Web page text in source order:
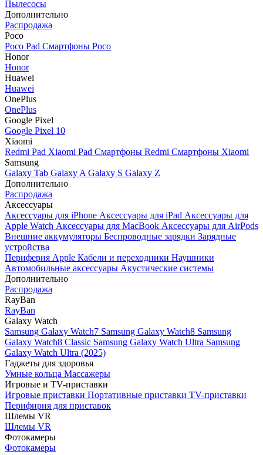
Пылесосы
Дополнительно
Распродажа
Poco
Poco Pad Смартфоны Poco
Honor
Honor
Huawei
Huawei
OnePlus
OnePlus
Google Pixel
Google Pixel 10
Xiaomi
Redmi Pad Xiaomi Pad Смартфоны Redmi Смартфоны Xiaomi
Samsung
Galaxy Tab Galaxy A Galaxy S Galaxy Z
Дополнительно
Распродажа
Аксессуары
Аксессуары для iPhone Аксессуары для iPad Аксессуары для
Apple Watch Аксессуары для MacBook Аксессуары для AirPods
Внешние аккумуляторы Беспроводные зарядки Зарядные
устройства
Периферия Apple Кабели и переходники Наушники
Автомобильные аксессуары Акустические системы
Дополнительно
Распродажа
RayBan
RayBan
Galaxy Watch
Samsung Galaxy Watch7 Samsung Galaxy Watch8 Samsung
Galaxy Watch8 Classic Samsung Galaxy Watch Ultra Samsung
Galaxy Watch Ultra (2025)
Гаджеты для здоровья
Умные кольца Массажеры
Игровые и TV-приставки
Игровые приставки Портативные приставки TV-приставки
Перифирия для приставок
Шлемы VR
Шлемы VR
Фотокамеры
Фотокамеры